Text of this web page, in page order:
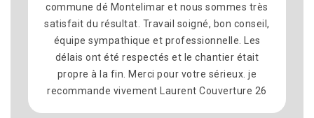
sommes très
bon conseil,
Les
le chantier était
votre sérieux. je
Couverture 26
avec la fuite importante que
on pas réussi à réparer je
était très professionnelle et à
je recommande fortement cette